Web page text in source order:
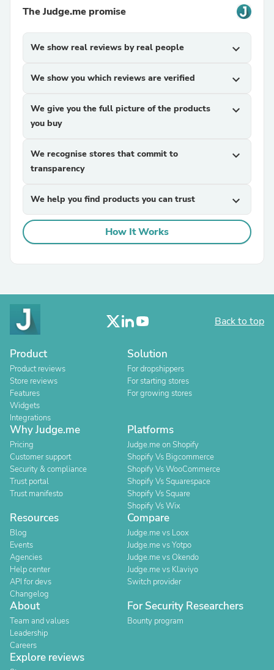
The Judge.me promise
We show real reviews by real people expand_more
We show you which reviews are verified expand_more
We give you the full picture of the products
you buy
expand_more
We recognise stores that commit to
transparency
expand_more
We help you find products you can trust expand_more
How It Works
Back to top
Product
Product reviews
Store reviews
Features
Widgets
Integrations
Solution
For dropshippers
For starting stores
For growing stores
Why Judge.me
Pricing
Customer support
Security & compliance
Trust portal
Trust manifesto
Platforms
Judge.me on Shopify
Shopify Vs Bigcommerce
Shopify Vs WooCommerce
Shopify Vs Squarespace
Shopify Vs Square
Shopify Vs Wix
Resources
Blog
Events
Agencies
Help center
API for devs
Changelog
Compare
Judge.me vs Loox
Judge.me vs Yotpo
Judge.me vs Okendo
Judge.me vs Klaviyo
Switch provider
About
Team and values
Leadership
Careers
For Security Researchers
Bounty program
Explore reviews